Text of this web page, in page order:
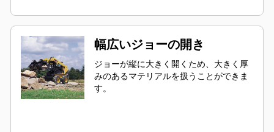
幅広いジョーの開き
ジョーが縦に大きく開くため、大きく厚
みのあるマテリアルを扱うことができま
す。